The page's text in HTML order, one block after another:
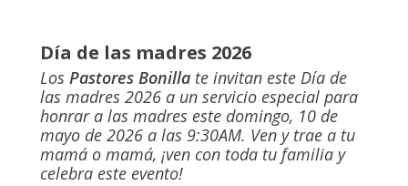
Día de las madres 2026
Los Pastores Bonilla te invitan este Día de
las madres 2026 a un servicio especial para
honrar a las madres este domingo, 10 de
mayo de 2026 a las 9:30AM. Ven y trae a tu
mamá o mamá, ¡ven con toda tu familia y
celebra este evento!